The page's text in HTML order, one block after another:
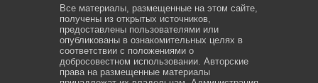
Все материалы, размещенные на этом сайте,
получены из открытых источников,
предоставлены пользователями или
опубликованы в ознакомительных целях в
соответствии с положениями о
добросовестном использовании. Авторские
права на размещенные материалы